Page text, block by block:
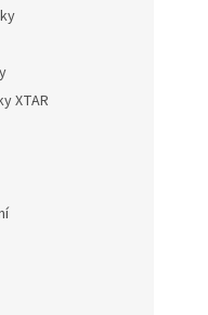
XTAR